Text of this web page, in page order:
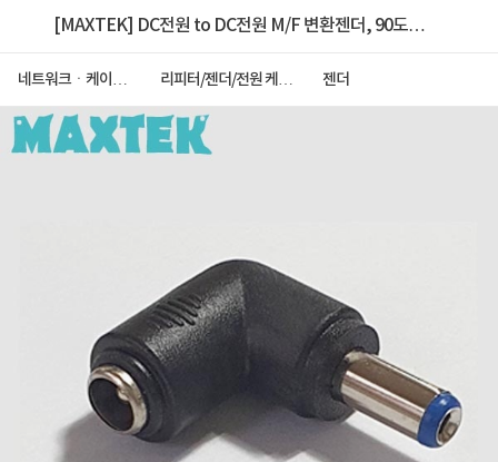
[MAXTEK] DC전원 to DC전원 M/F 변환젠더, 90도
[MT326]
네트워크ㆍ케이블
리피터/젠더/전원 케이
젠더